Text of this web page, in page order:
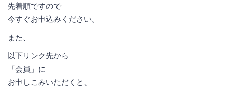
先着順ですので
今すぐお申込みください。
また、
以下リンク先から
「会員」に
お申しこみいただくと、